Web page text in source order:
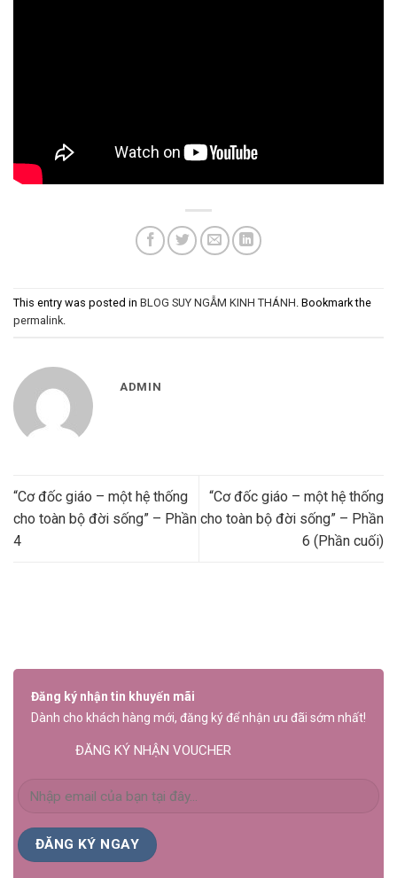
This entry was posted in BLOG SUY NGẪM KINH THÁNH. Bookmark the
permalink.
ADMIN
“Cơ đốc giáo – một hệ thống
cho toàn bộ đời sống” – Phần
4
“Cơ đốc giáo – một hệ thống
cho toàn bộ đời sống” – Phần
6 (Phần cuối)
Đăng ký nhận tin khuyến mãi
Dành cho khách hàng mới, đăng ký để nhận ưu đãi sớm nhất!
ĐĂNG KÝ NHẬN VOUCHER